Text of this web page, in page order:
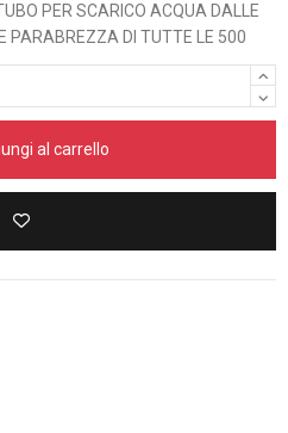
PER SCARICO ACQUA DALLE
PARABREZZA DI TUTTE LE 500
al carrello